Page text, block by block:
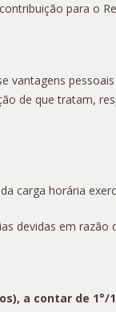
para o
vantagens
de que tratam,
carga horária
devidas em
a contar de 1°/